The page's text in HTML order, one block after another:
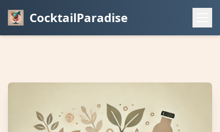
CocktailParadise